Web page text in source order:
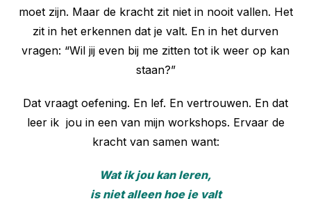
moet zijn. Maar de kracht zit niet in nooit vallen. Het
zit in het erkennen dat je valt. En in het durven
vragen: “Wil jij even bij me zitten tot ik weer op kan
staan?”
Dat vraagt oefening. En lef. En vertrouwen. En dat
leer ik jou in een van mijn workshops. Ervaar de
kracht van samen want:
Wat ik jou kan leren,
is niet alleen hoe je valt